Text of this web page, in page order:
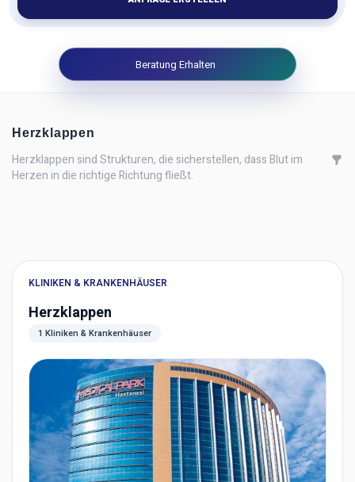
Beratung Erhalten
Herzklappen
Herzklappen sind Strukturen, die sicherstellen, dass Blut im
Herzen in die richtige Richtung fließt.
KLINIKEN & KRANKENHÄUSER
Herzklappen
1 Kliniken & Krankenhäuser